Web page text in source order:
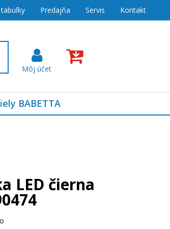
Predajňa Servis Kontakt
BABETTA
LED čierna